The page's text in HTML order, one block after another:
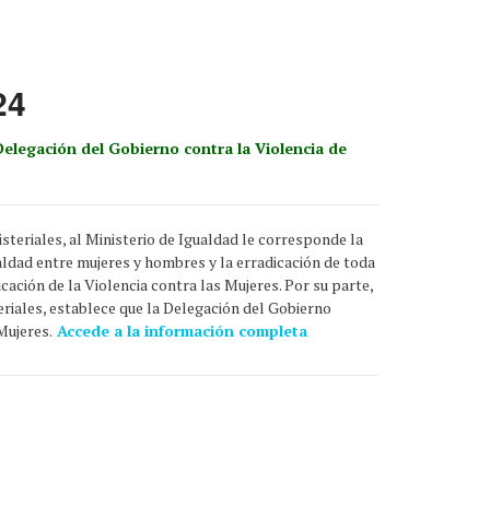
del Gobierno contra la Violencia de
al Ministerio de Igualdad le corresponde la
entre mujeres y hombres y la erradicación de toda
de la Violencia contra las Mujeres. Por su parte,
establece que la Delegación del Gobierno
Accede a la información completa